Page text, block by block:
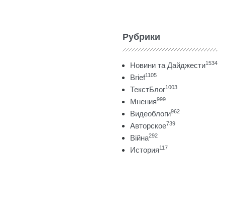
Рубрики
Новини та Дайджести1534
Brief1105
ТекстБлог1003
Мнения999
Видеоблоги962
Авторское739
Війна292
История117